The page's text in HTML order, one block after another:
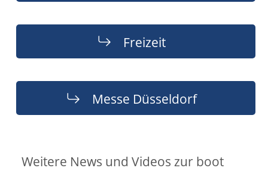
Freizeit
Messe Düsseldorf
Weitere News und Videos zur boot